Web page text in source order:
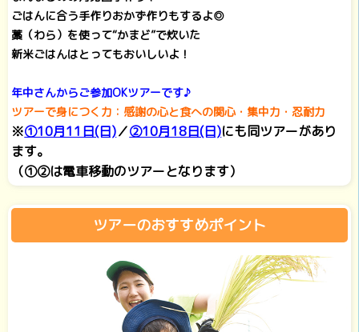
ごはんに合う手作りおかず作りもするよ◎
藁（わら）を使って“かまど”で炊いた
新米ごはんはとってもおいしいよ！
年中さんからご参加OKツアーです♪
ツアーで身につく力：感謝の心と食への関心・集中力・忍耐力
※①10月11日(日)／②10月18日(日)にも同ツアーがあり
ます。
（①②は電車移動のツアーとなります）
ツアーのおすすめポイント